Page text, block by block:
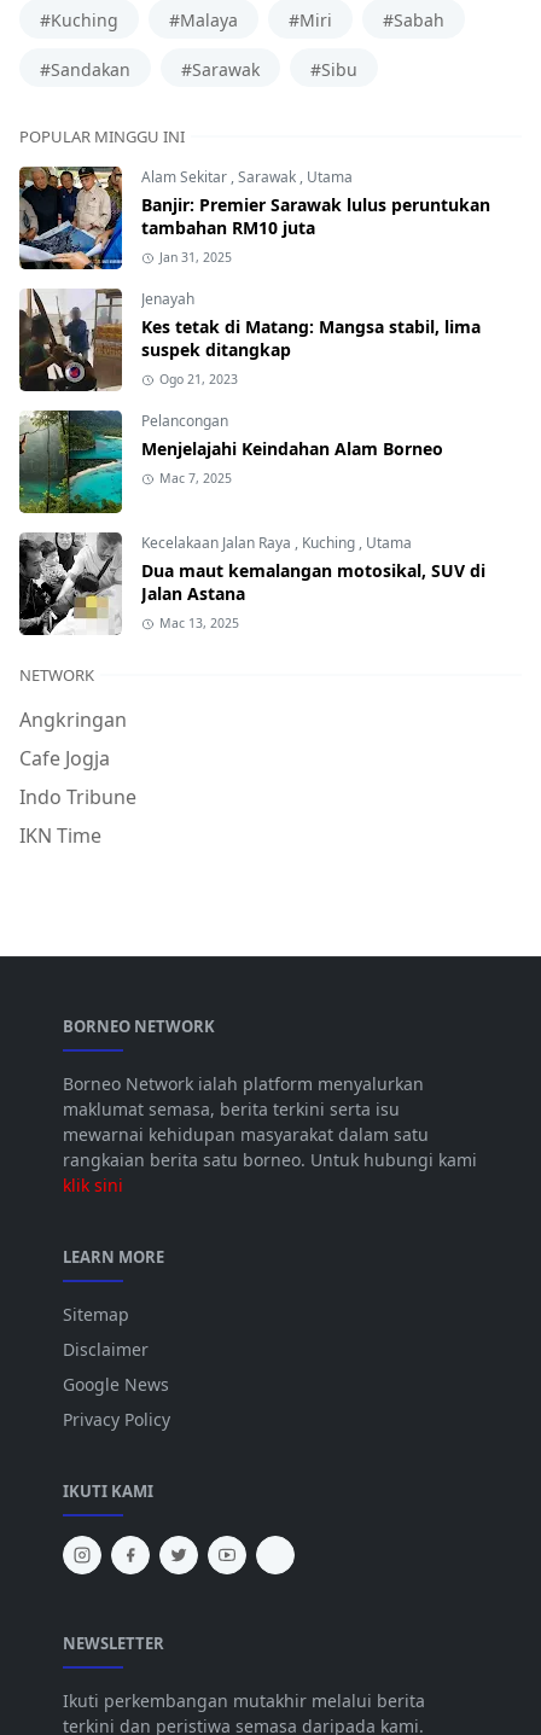
#Kuching #Malaya #Miri #Sabah
#Sandakan #Sarawak #Sibu
POPULAR MINGGU INI
Alam Sekitar,Sarawak, Utama
Banjir: Premier Sarawak lulus peruntukan
tambahan RM10 juta
Jan 31, 2025
Jenayah
Kes tetak di Matang: Mangsa stabil, lima
suspek ditangkap
Ogo 21, 2023
Pelancongan
Menjelajahi Keindahan Alam Borneo
Mac 7, 2025
Kecelakaan Jalan Raya , Kuching, Utama
Dua maut kemalangan motosikal, SUV di
Jalan Astana
Mac 13, 2025
NETWORK
Angkringan
Cafe Jogja
Indo Tribune
IKN Time
BORNEO NETWORK
Borneo Network ialah platform menyalurkan
maklumat semasa, berita terkini serta isu
mewarnai kehidupan masyarakat dalam satu
rangkaian berita satu borneo. Untuk hubungi kami
klik sini
LEARN MORE
Sitemap
Disclaimer
Google News
Privacy Policy
IKUTI KAMI
NEWSLETTER
Ikuti perkembangan mutakhir melalui berita
terkini dan peristiwa semasa daripada kami.